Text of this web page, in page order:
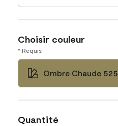
Choisir couleur
* Requis
Ombre Chaude 525
Quantité